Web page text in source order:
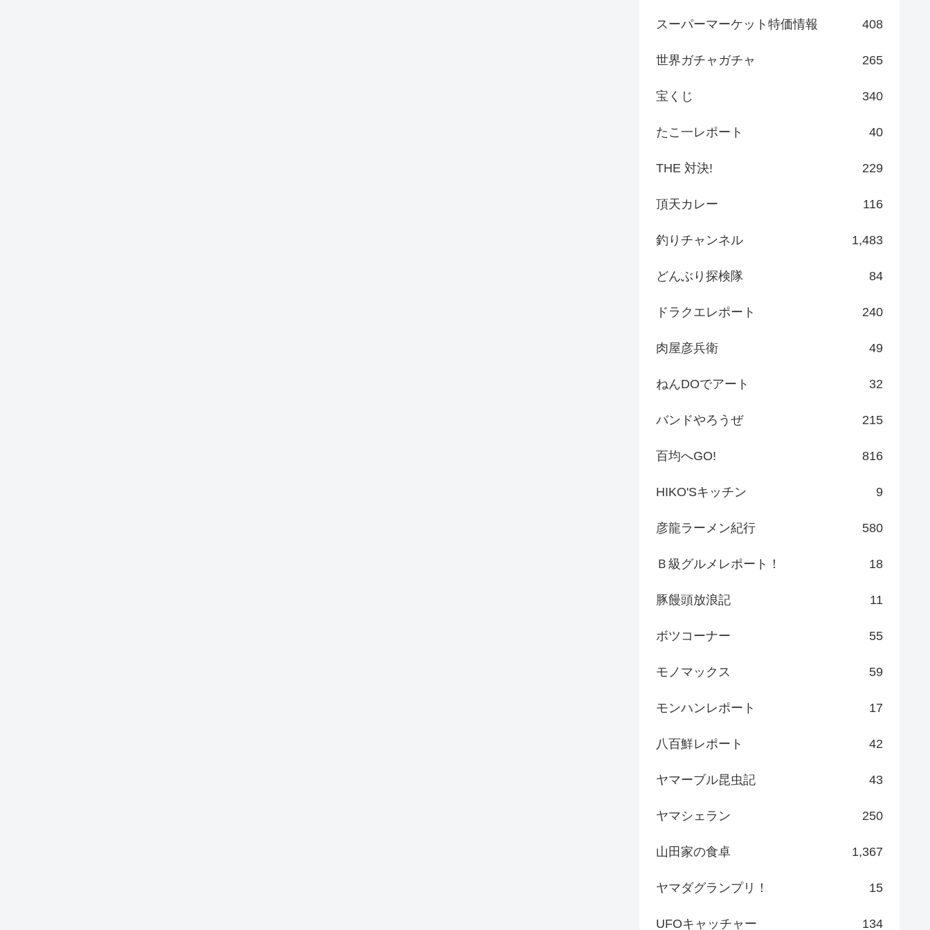
スーパーマーケット特価情報 408
世界ガチャガチャ 265
宝くじ 340
たこ一レポート 40
THE 対決! 229
頂天カレー 116
釣りチャンネル 1,483
どんぶり探検隊 84
ドラクエレポート 240
肉屋彦兵衛 49
ねんDOでアート 32
バンドやろうぜ 215
百均へGO! 816
HIKO'Sキッチン 9
彦龍ラーメン紀行 580
Ｂ級グルメレポート！ 18
豚饅頭放浪記 11
ボツコーナー 55
モノマックス 59
モンハンレポート 17
八百鮮レポート 42
ヤマーブル昆虫記 43
ヤマシェラン 250
山田家の食卓 1,367
ヤマダグランプリ！ 15
UFOキャッチャー 134